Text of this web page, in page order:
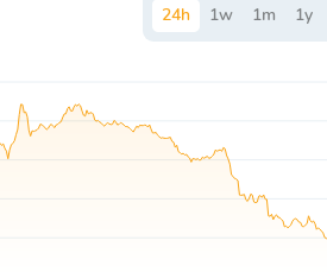
24h 1w 1m 1y